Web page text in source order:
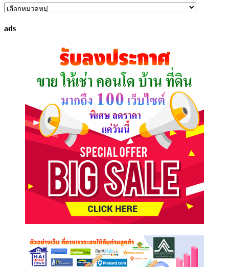
ค้นหา
ที่
ads